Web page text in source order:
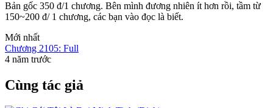
Bản gốc 350 đ/1 chương. Bên mình đương nhiên ít hơn rồi, tầm từ
150~200 đ/ 1 chương, các bạn vào đọc là biết.
Mới nhất
Chương 2105: Full
4 năm trước
Cùng tác giả